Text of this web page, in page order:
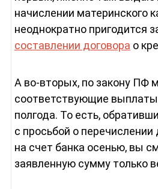
начислении материнского
неоднократно пригодится
составлении договора о
А во-вторых, по закону ПФ
соответствующие выплаты
полгода. То есть,
с просьбой о
на счет банка осенью, вы
заявленную сумму только